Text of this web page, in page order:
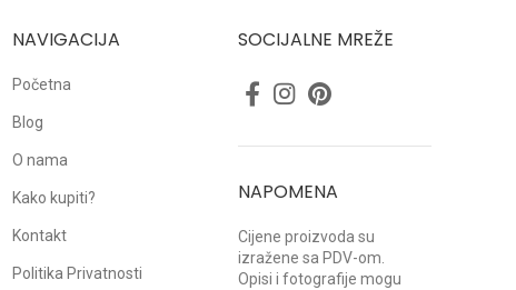
NAVIGACIJA
Početna
Blog
O nama
Kako kupiti?
Kontakt
Politika Privatnosti
SOCIJALNE MREŽE
NAPOMENA
Cijene proizvoda su
izražene sa PDV-om.
Opisi i fotografije mogu